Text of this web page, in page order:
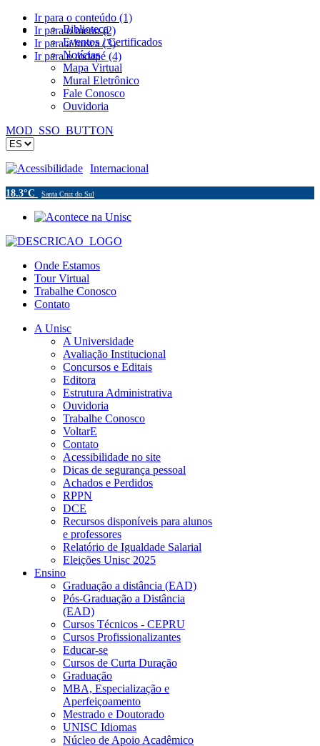
Ir para o conteúdo (1)
Ir para o menu (2)
Ir para a busca (3)
Ir para o rodapé (4)
Biblioteca
Eventos / Certificados
Notícias
Mapa Virtual
Mural Eletrônico
Fale Conosco
Ouvidoria
MOD_SSO_BUTTON
Acessibilidade Internacional
18.3°C Santa Cruz do Sul
Onde Estamos
Tour Virtual
Trabalhe Conosco
Contato
A Unisc
A Universidade
Avaliação Institucional
Concursos e Editais
Editora
Estrutura Administrativa
Ouvidoria
Trabalhe Conosco
VoltarE
Contato
Acessibilidade no site
Dicas de segurança pessoal
Achados e Perdidos
RPPN
DCE
Recursos disponíveis para alunos
e professores
Relatório de Igualdade Salarial
Eleições Unisc 2025
Ensino
Graduação a distância (EAD)
Pós-Graduação a Distância
(EAD)
Cursos Técnicos - CEPRU
Cursos Profissionalizantes
Educar-se
Cursos de Curta Duração
Graduação
MBA, Especialização e
Aperfeiçoamento
Mestrado e Doutorado
UNISC Idiomas
Núcleo de Apoio Acadêmico